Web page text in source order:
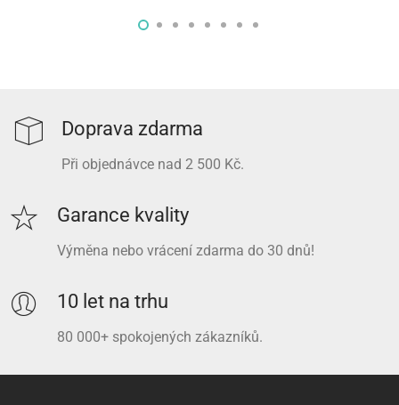
Doprava zdarma
Při objednávce nad 2 500 Kč.
Garance kvality
Výměna nebo vrácení zdarma do 30 dnů!
10 let na trhu
80 000+ spokojených zákazníků.